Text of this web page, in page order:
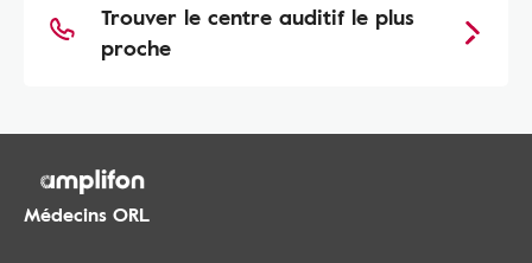
Trouver le centre auditif le plus
proche
Médecins ORL